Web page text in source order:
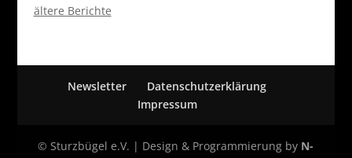
ältere Berichte
Newsletter
Datenschutzerklärung
Impressum
© Sturzbügel e.V. | Design & Programmierung by N-